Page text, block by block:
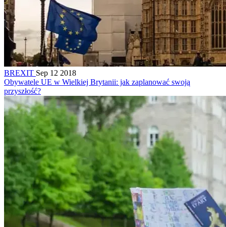
BREXIT Sep 12 2018
Obywatele UE w Wielkiej Brytanii: jak zaplanować swoją
przyszłość?